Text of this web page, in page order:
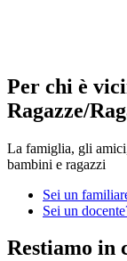
Per chi è
Ragazze/
La famiglia, gli
bambini e ragazzi
Sei un
Sei un
Restiamo in